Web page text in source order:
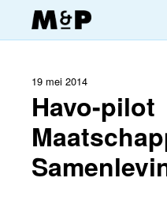
19 mei 2014
Havo-pilot